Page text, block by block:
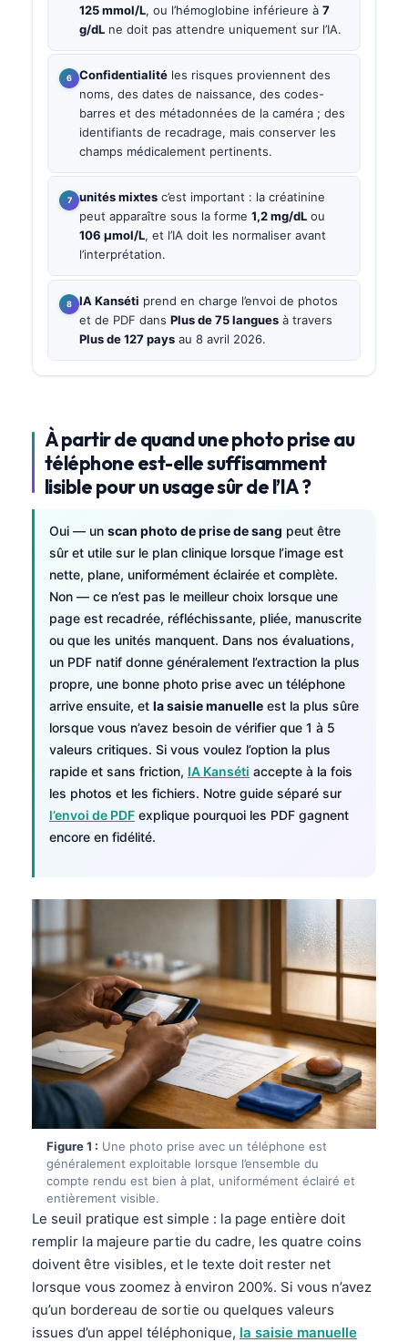
125 mmol/L, ou l’hémoglobine inférieure à 7
g/dL ne doit pas attendre uniquement sur l’IA.
Confidentialité les risques proviennent des
noms, des dates de naissance, des codes-
barres et des métadonnées de la caméra ; des
identifiants de recadrage, mais conserver les
champs médicalement pertinents.
unités mixtes c’est important : la créatinine
peut apparaître sous la forme 1,2 mg/dL ou
106 µmol/L, et l’IA doit les normaliser avant
l’interprétation.
IA Kanséti prend en charge l’envoi de photos
et de PDF dans Plus de 75 langues à travers
Plus de 127 pays au 8 avril 2026.
À partir de quand une photo prise au
téléphone est-elle suffisamment
lisible pour un usage sûr de l’IA ?
Oui — un scan photo de prise de sang peut être
sûr et utile sur le plan clinique lorsque l’image est
nette, plane, uniformément éclairée et complète.
Non — ce n’est pas le meilleur choix lorsque une
page est recadrée, réfléchissante, pliée, manuscrite
ou que les unités manquent. Dans nos évaluations,
un PDF natif donne généralement l’extraction la plus
propre, une bonne photo prise avec un téléphone
arrive ensuite, et la saisie manuelle est la plus sûre
lorsque vous n’avez besoin de vérifier que 1 à 5
valeurs critiques. Si vous voulez l’option la plus
rapide et sans friction, IA Kanséti accepte à la fois
les photos et les fichiers. Notre guide séparé sur
l’envoi de PDF explique pourquoi les PDF gagnent
encore en fidélité.
Figure 1 : Une photo prise avec un téléphone est
généralement exploitable lorsque l’ensemble du
compte rendu est bien à plat, uniformément éclairé et
entièrement visible.
Le seuil pratique est simple : la page entière doit
remplir la majeure partie du cadre, les quatre coins
doivent être visibles, et le texte doit rester net
lorsque vous zoomez à environ 200%. Si vous n’avez
qu’un bordereau de sortie ou quelques valeurs
issues d’un appel téléphonique, la saisie manuelle